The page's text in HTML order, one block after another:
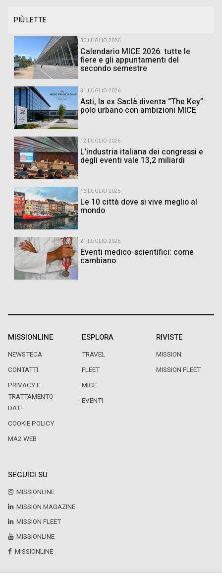
PIÙ LETTE
30 LUGLIO 2026
Calendario MICE 2026: tutte le
fiere e gli appuntamenti del
secondo semestre
31 LUGLIO 2026
Asti, la ex Saclà diventa “The Key”:
polo urbano con ambizioni MICE
12 LUGLIO 2026
L’industria italiana dei congressi e
degli eventi vale 13,2 miliardi
16 LUGLIO 2026
Le 10 città dove si vive meglio al
mondo
21 LUGLIO 2026
Eventi medico-scientifici: come
cambiano
MISSIONLINE
NEWSTECA
CONTATTI
PRIVACY E
TRATTAMENTO
DATI
COOKIE POLICY
MA2 WEB
ESPLORA
TRAVEL
FLEET
MICE
EVENTI
RIVISTE
MISSION
MISSION FLEET
SEGUICI SU
MISSIONLINE
MISSION MAGAZINE
MISSION FLEET
MISSIONLINE
MISSIONLINE